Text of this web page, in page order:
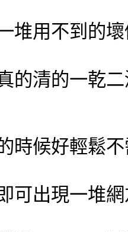
堆用不到的
的清的一乾
時候好輕鬆
可出現一堆